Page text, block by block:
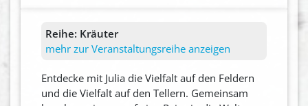
Reihe: Kräuter
mehr zur Veranstaltungsreihe anzeigen
Entdecke mit Julia die Vielfalt auf den Feldern
und die Vielfalt auf den Tellern. Gemeinsam